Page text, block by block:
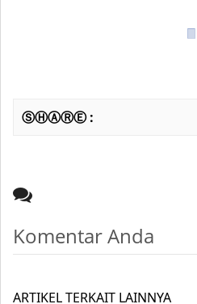
ⓈⒽⒶⓇⒺ :
Komentar Anda
ARTIKEL TERKAIT LAINNYA